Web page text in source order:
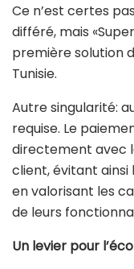
Ce n’est certes
différé, mais
première solution
Tunisie.
Autre singularité:
requise. Le
directement avec
client, évitant
en valorisant les
de leurs
Un levier pour